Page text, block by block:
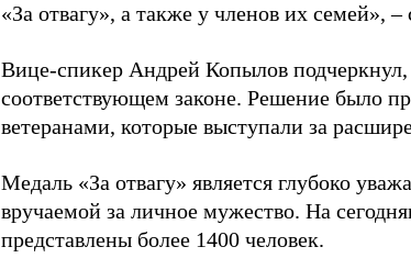
«За отвагу», а также у членов их семей»,
Вице-спикер Андрей Копылов
соответствующем законе. Решение было
ветеранами, которые выступали за
Медаль «За отвагу» является глубоко
вручаемой за личное мужество. На
представлены более 1400 человек.